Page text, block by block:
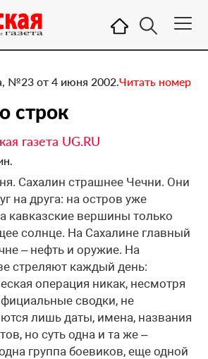
№23 от 4 июня 2002.Читать номер
строк
газета UG.RU
Сахалин страшнее Чечни. Они
на друга: на остров уже
кавказские вершины только
солнце. На Сахалине главный
– нефть и оружие. На
стреляют каждый день:
операция никак, несмотря
сводки, не
лишь даты, имена, названия
но суть одна и та же –
группа боевиков, еще одной